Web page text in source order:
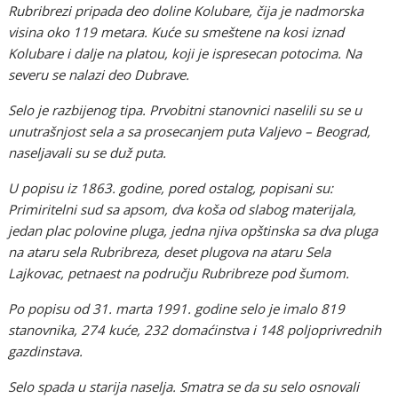
Rubribrezi pripada deo doline Kolubare, čija je nadmorska
visina oko 119 metara. Kuće su smeštene na kosi iznad
Kolubare i dalje na platou, koji je ispresecan potocima. Na
severu se nalazi deo Dubrave.
Selo je razbijenog tipa. Prvobitni stanovnici naselili su se u
unutrašnjost sela a sa prosecanjem puta Valjevo – Beograd,
naseljavali su se duž puta.
U popisu iz 1863. godine, pored ostalog, popisani su:
Primiritelni sud sa apsom, dva koša od slabog materijala,
jedan plac polovine pluga, jedna njiva opštinska sa dva pluga
na ataru sela Rubribreza, deset plugova na ataru Sela
Lajkovac, petnaest na području Rubribreze pod šumom.
Po popisu od 31. marta 1991. godine selo je imalo 819
stanovnika, 274 kuće, 232 domaćinstva i 148 poljoprivrednih
gazdinstava.
Selo spada u starija naselja. Smatra se da su selo osnovali